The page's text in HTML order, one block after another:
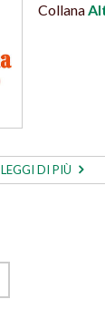
Collana
LEGGI DI PIÙ